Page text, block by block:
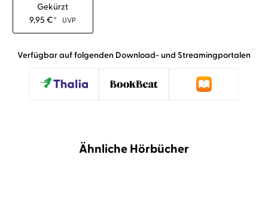
Gekürzt
9,95€* UVP
Verfügbar auf folgenden Download- und Streamingportalen
Ähnliche Hörbücher